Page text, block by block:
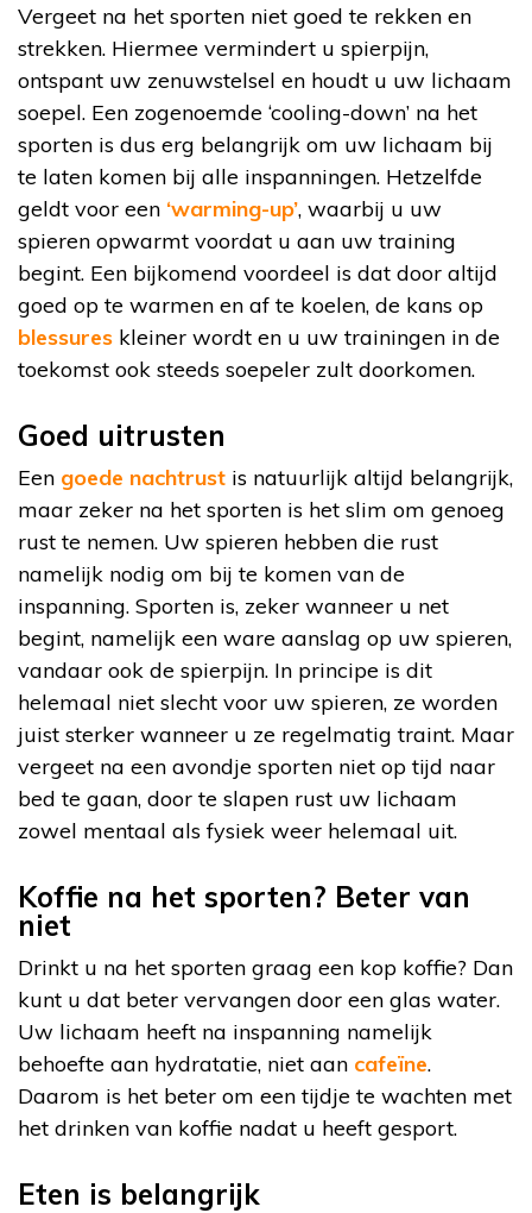
Vergeet na het sporten niet goed te rekken en
strekken. Hiermee vermindert u spierpijn,
ontspant uw zenuwstelsel en houdt u uw lichaam
soepel. Een zogenoemde ‘cooling-down’ na het
sporten is dus erg belangrijk om uw lichaam bij
te laten komen bij alle inspanningen. Hetzelfde
geldt voor een ‘warming-up’, waarbij u uw
spieren opwarmt voordat u aan uw training
begint. Een bijkomend voordeel is dat door altijd
goed op te warmen en af te koelen, de kans op
blessures kleiner wordt en u uw trainingen in de
toekomst ook steeds soepeler zult doorkomen.
Goed uitrusten
Een goede nachtrust is natuurlijk altijd belangrijk,
maar zeker na het sporten is het slim om genoeg
rust te nemen. Uw spieren hebben die rust
namelijk nodig om bij te komen van de
inspanning. Sporten is, zeker wanneer u net
begint, namelijk een ware aanslag op uw spieren,
vandaar ook de spierpijn. In principe is dit
helemaal niet slecht voor uw spieren, ze worden
juist sterker wanneer u ze regelmatig traint. Maar
vergeet na een avondje sporten niet op tijd naar
bed te gaan, door te slapen rust uw lichaam
zowel mentaal als fysiek weer helemaal uit.
Koffie na het sporten? Beter van
niet
Drinkt u na het sporten graag een kop koffie? Dan
kunt u dat beter vervangen door een glas water.
Uw lichaam heeft na inspanning namelijk
behoefte aan hydratatie, niet aan cafeïne.
Daarom is het beter om een tijdje te wachten met
het drinken van koffie nadat u heeft gesport.
Eten is belangrijk